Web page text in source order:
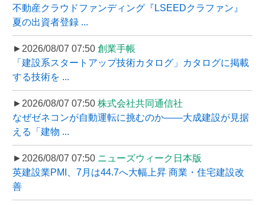
不動産クラウドファンディング『LSEEDクラファン』
夏の出資者登録 ...
►2026/08/07 07:50 創業手帳
「建設系スタートアップ技術カタログ」カタログに掲載
する技術を ...
►2026/08/07 07:50 株式会社共同通信社
なぜゼネコンが自動運転に挑むのか――大成建設が見据
える「建物 ...
►2026/08/07 07:50 ニューズウィーク日本版
英建設業PMI、7月は44.7へ大幅上昇 商業・住宅建設改
善